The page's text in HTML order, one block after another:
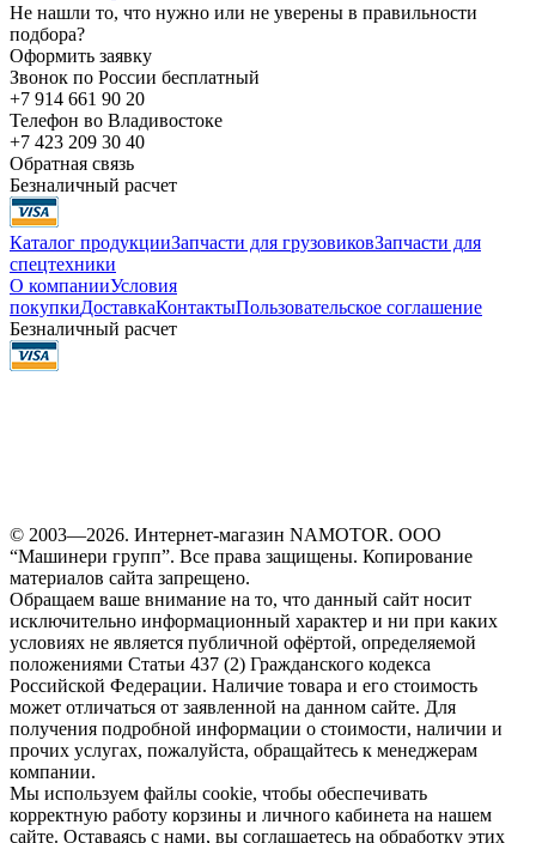
Не нашли то, что нужно или не уверены в правильности
подбора?
Оформить заявку
Звонок по России бесплатный
+7 914 661 90 20
Телефон во Владивостоке
+7 423 209 30 40
Обратная связь
Безналичный расчет
Каталог продукцииЗапчасти для грузовиковЗапчасти для
спецтехники
О компанииУсловия
покупкиДоставкаКонтактыПользовательское соглашение
Безналичный расчет
© 2003—2026. Интернет-магазин NAMOTOR. ООО
“Машинери групп”. Все права защищены. Копирование
материалов сайта запрещено.
Обращаем ваше внимание на то, что данный сайт носит
исключительно информационный характер и ни при каких
условиях не является публичной офёртой, определяемой
положениями Статьи 437 (2) Гражданского кодекса
Российской Федерации. Наличие товара и его стоимость
может отличаться от заявленной на данном сайте. Для
получения подробной информации о стоимости, наличии и
прочих услугах, пожалуйста, обращайтесь к менеджерам
компании.
Мы используем файлы cookie, чтобы обеспечивать
корректную работу корзины и личного кабинета на нашем
сайте. Оставаясь с нами, вы соглашаетесь на обработку этих